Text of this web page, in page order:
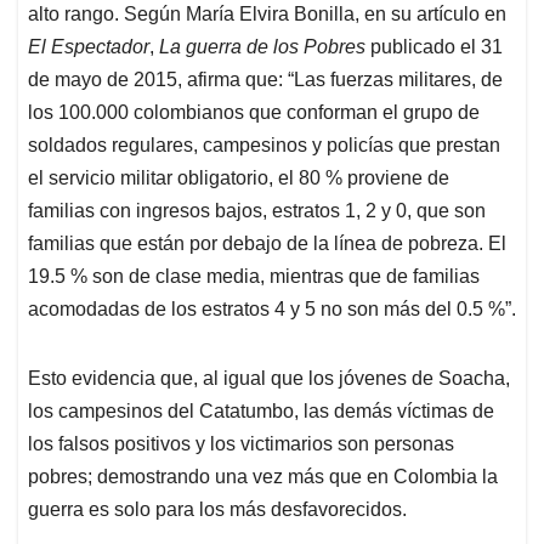
alto rango. Según María Elvira Bonilla, en su artículo en
El Espectador, La guerra de los Pobres publicado el 31
de mayo de 2015, afirma que: “Las fuerzas militares, de
los 100.000 colombianos que conforman el grupo de
soldados regulares, campesinos y policías que prestan
el servicio militar obligatorio, el 80 % proviene de
familias con ingresos bajos, estratos 1, 2 y 0, que son
familias que están por debajo de la línea de pobreza. El
19.5 % son de clase media, mientras que de familias
acomodadas de los estratos 4 y 5 no son más del 0.5 %”.
Esto evidencia que, al igual que los jóvenes de Soacha,
los campesinos del Catatumbo, las demás víctimas de
los falsos positivos y los victimarios son personas
pobres; demostrando una vez más que en Colombia la
guerra es solo para los más desfavorecidos.